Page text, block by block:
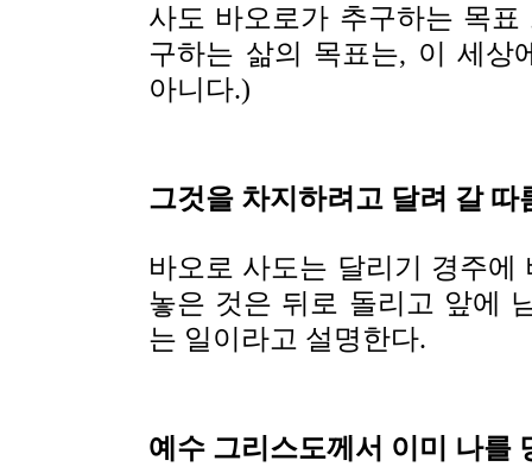
사도 바오로가 추구하는 목
구하는 삶의 목표는, 이 세상
아니다.)
그것을 차지하려고 달려 갈 따
바오로 사도는 달리기 경주
놓은 것은 뒤로 돌리고 앞에
는 일이라고 설명한다.
예수 그리스도께서 이미 나를